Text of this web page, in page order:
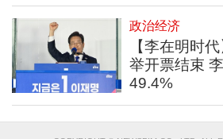
政治经济
【李在明时
举开票结束
49.4%